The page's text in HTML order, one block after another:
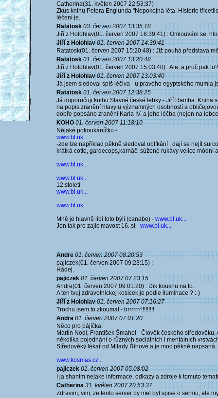
Catherina(31. květen 2007 22:53:37) :
Zkus knihu Petera Englunda "Nepokojná léta. Historie
léčení je.
Ratatosk 03. červen 2007 13:35:18
Jiří z Holohlav(01. červen 2007 16:39:41) : Omlouvám se,
Jiří z Holohlav 01. červen 2007 14:39:41
Ratatosk(01. červen 2007 15:20:48) : Již pouhá představa
Ratatosk 01. červen 2007 13:20:48
Jiří z Holohlav(01. červen 2007 15:03:40) : Ale, a proč pak to?
Jiří z Holohlav 01. červen 2007 13:03:40
Já jsem sledoval spíš léčiva - u pravého egyptského mumia
Ratatosk 01. červen 2007 12:38:25
Já doporučuji knihu Slavné české lebky - Jiří Ramba. Kniha
na popis zranění hlavy u významných osobností a
dobře popsáno zranění Karla IV. a jeho léčba (nejen na
KOHO 01. červen 2007 11:18:10
Nějaké pokoukáníčko -
www.bl.uk...
-zde lze například pěkně sledovat oblíkání , dají se nejít
krátká cotte, gardecops,karnáč, súžené rukávy velice módní
www.bl.uk...
www.bl.uk...
12.století
www.bl.uk...
www.bl.uk...
Mně je hlavně líbí toto býlí (canabe) - www.bl.uk...
Jen tak pro zajíc mavost 16. st - www.bl.uk...
Andre 01. červen 2007 08:20:53
pajiczek(01. červen 2007 09:23:15) :
Hádej.
pajiczek 01. červen 2007 07:23:15
Andre(01. červen 2007 09:01:20) : Dik kouknu na to.
A ten tvuj zdravotnickej kosicek je podle iluminace ? :-)
Jiří z Holohlav 01. červen 2007 07:16:27
Trochu jsem to zkoumal - brrrrrrr!!!!!!!!!
Andre 01. červen 2007 07:01:20
Něco pro pájíčka:
Martin Nodl, František Šmahel - Člověk českého
několika pojednání o různých sociálních i mentálních
Středověký lékař od Milady Říhové a je moc pěkně
www.kosmas.cz...
pajiczek 01. červen 2007 05:08:02
I ja shanim nejake informace, odkazy a zdroje k tomuto
Catherina 31. květen 2007 20:53:37
Zdravim, vim, ze tento server by mel byt spise o sermu, ale